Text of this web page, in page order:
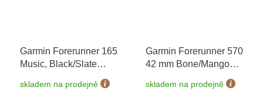
Garmin Forerunner 165
Music, Black/Slate
Gray 010-02863-30+
možnost výměny do 90
skladem na prodejně
Garmin Forerunner 570
42 mm Bone/Mango
skladem na prodejně